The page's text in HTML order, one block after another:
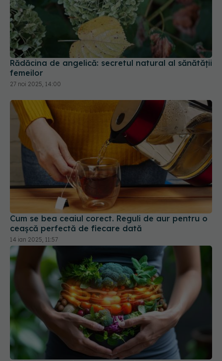
Rădăcina de angelică: secretul natural al sănătății
femeilor
27 noi 2025, 14:00
Cum se bea ceaiul corect. Reguli de aur pentru o
ceașcă perfectă de fiecare dată
14 ian 2025, 11:57
5 plante și condimente care îmbunătățesc
digestia